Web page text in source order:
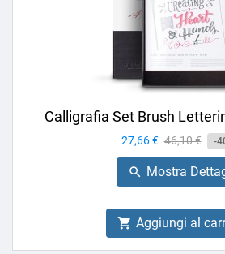
Calligrafia Set Brush
Prezzo
27,66 € Prezzo
base
46,10 € -
 Mostra
 Aggiungi al